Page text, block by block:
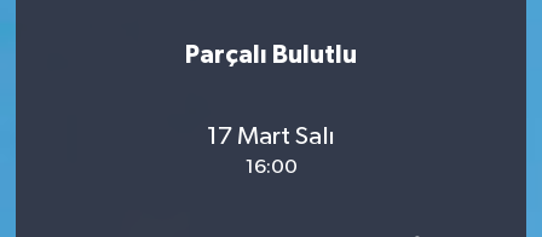
Parçalı Bulutlu
17 Mart Salı
16:00